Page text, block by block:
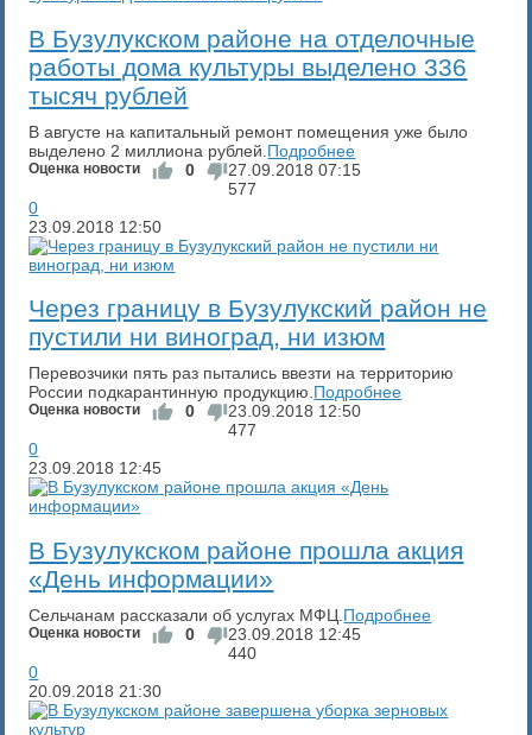
В Бузулукском районе на отделочные
работы дома культуры выделено 336
тысяч рублей
В августе на капитальный ремонт помещения уже было
выделено 2 миллиона рублей. Подробнее
Оценка новости 0 27.09.2018 07:15
577
0
23.09.2018 12:50
Через границу в Бузулукский район не
пустили ни виноград, ни изюм
Перевозчики пять раз пытались ввезти на территорию
России подкарантинную продукцию. Подробнее
Оценка новости 0 23.09.2018 12:50
477
0
23.09.2018 12:45
В Бузулукском районе прошла акция
«День информации»
Сельчанам рассказали об услугах МФЦ. Подробнее
Оценка новости 0 23.09.2018 12:45
440
0
20.09.2018 21:30